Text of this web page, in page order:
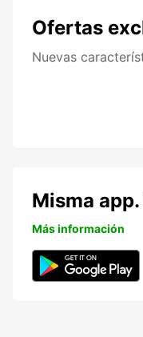
Ofertas
Nuevas
Misma
Más información